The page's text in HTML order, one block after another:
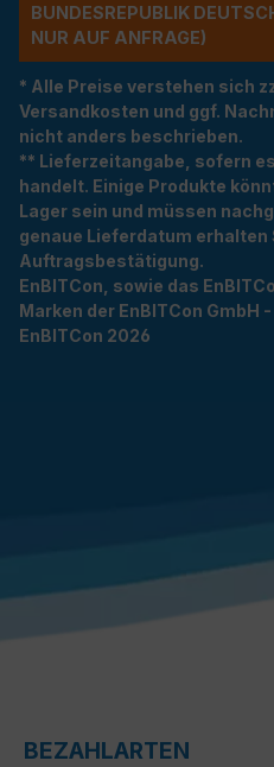
NDESREPUBLIK
R AUF ANFRAGE)
* Alle Preise verstehen sich
Versandkosten und ggf.
nicht anders beschrieben.
** Lieferzeitangabe, sofern
handelt. Einige Produkte
Lager sein und müssen
genaue Lieferdatum erhalten
Auftragsbestätigung.
EnBITCon, sowie das
Marken der EnBITCon
EnBITCon 2026
BEZAHLARTEN